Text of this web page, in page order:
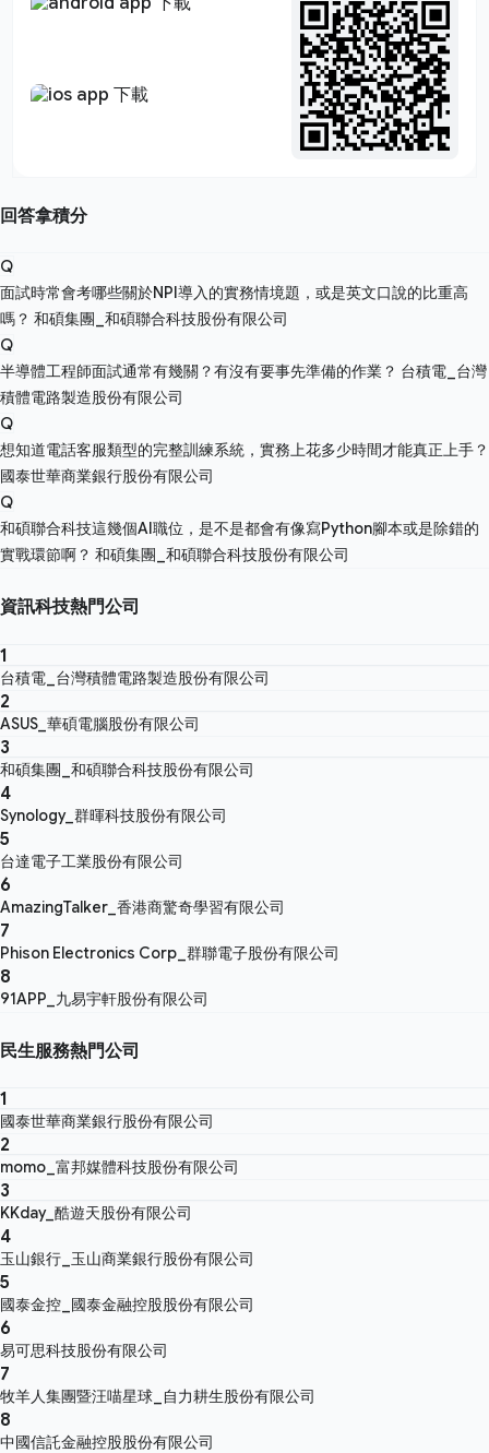
回答拿積分
Q
面試時常會考哪些關於NPI導入的實務情境題，或是英文口說的比重高
嗎？ 和碩集團_和碩聯合科技股份有限公司
Q
半導體工程師面試通常有幾關？有沒有要事先準備的作業？ 台積電_台灣
積體電路製造股份有限公司
Q
想知道電話客服類型的完整訓練系統，實務上花多少時間才能真正上手？
國泰世華商業銀行股份有限公司
Q
和碩聯合科技這幾個AI職位，是不是都會有像寫Python腳本或是除錯的
實戰環節啊？ 和碩集團_和碩聯合科技股份有限公司
資訊科技熱門公司
1
台積電_台灣積體電路製造股份有限公司
2
ASUS_華碩電腦股份有限公司
3
和碩集團_和碩聯合科技股份有限公司
4
Synology_群暉科技股份有限公司
5
台達電子工業股份有限公司
6
AmazingTalker_香港商驚奇學習有限公司
7
Phison Electronics Corp_群聯電子股份有限公司
8
91APP_九易宇軒股份有限公司
民生服務熱門公司
1
國泰世華商業銀行股份有限公司
2
momo_富邦媒體科技股份有限公司
3
KKday_酷遊天股份有限公司
4
玉山銀行_玉山商業銀行股份有限公司
5
國泰金控_國泰金融控股股份有限公司
6
易可思科技股份有限公司
7
牧羊人集團暨汪喵星球_自力耕生股份有限公司
8
中國信託金融控股股份有限公司